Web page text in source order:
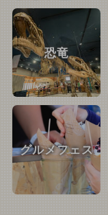
恐竜
グルメフェス